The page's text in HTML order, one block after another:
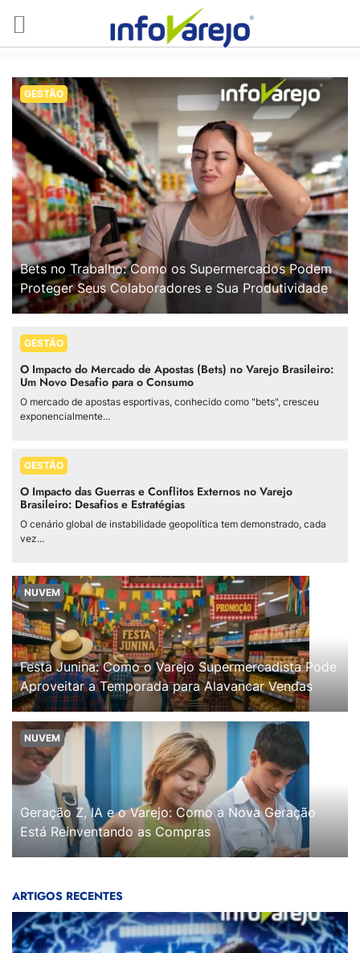
GESTÃO
Bets no Trabalho: Como os Supermercados Podem
Proteger Seus Colaboradores e Sua Produtividade
GESTÃO
O Impacto do Mercado de Apostas (Bets) no Varejo Brasileiro:
Um Novo Desafio para o Consumo
O mercado de apostas esportivas, conhecido como "bets", cresceu
exponencialmente...
GESTÃO
O Impacto das Guerras e Conflitos Externos no Varejo
Brasileiro: Desafios e Estratégias
O cenário global de instabilidade geopolítica tem demonstrado, cada
vez...
NUVEM
Festa Junina: Como o Varejo Supermercadista Pode
Aproveitar a Temporada para Alavancar Vendas
NUVEM
Geração Z, IA e o Varejo: Como a Nova Geração
Está Reinventando as Compras
ARTIGOS RECENTES